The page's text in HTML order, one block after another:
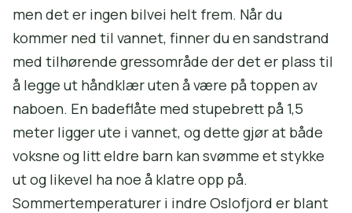
men det er ingen bilvei helt frem. Når du
kommer ned til vannet, finner du en sandstrand
med tilhørende gressområde der det er plass til
å legge ut håndklær uten å være på toppen av
naboen. En badeflåte med stupebrett på 1,5
meter ligger ute i vannet, og dette gjør at både
voksne og litt eldre barn kan svømme et stykke
ut og likevel ha noe å klatre opp på.
Sommertemperaturer i indre Oslofjord er blant